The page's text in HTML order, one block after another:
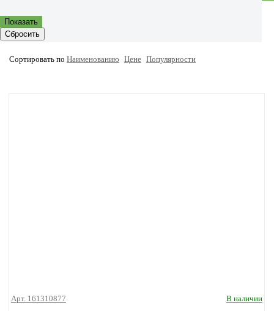
Показать
Сбросить
Сортировать по Наименованию Цене Популярности
Арт. 161310877 В наличии